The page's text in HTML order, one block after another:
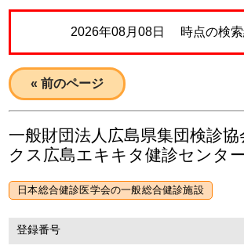
2026年08月08日 時点の検索
« 前のページ
一般財団法人広島県集団検診
クス広島エキキタ健診センタ
日本総合健診医学会の一般総合健診施設
登録番号